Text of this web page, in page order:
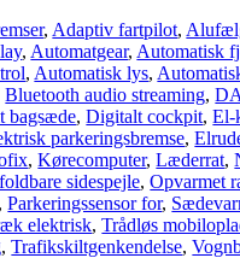
, Adaptiv fartpilot,
, Automatgear, Automatisk
, Automatisk lys,
Bluetooth audio streaming,
bagsæde,Digitalt cockpit,El-
parkeringsbremse,
,Kørecomputer,Læderrat,
sidespejle,Opvarmet
,Parkeringssensor for,
elektrisk,Trådløs
,Trafikskiltgenkendelse,